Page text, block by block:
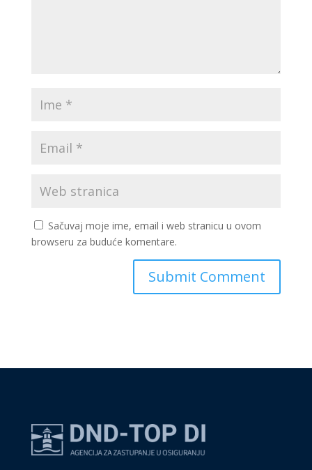
Sačuvaj moje ime, email i web stranicu u ovom
browseru za buduće komentare.